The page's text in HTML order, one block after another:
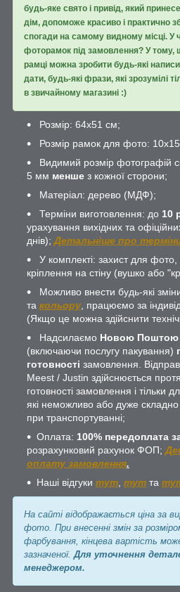
будь-яке свято і привід, який
дім, допоможе красиво і практично
спогади на самому видному місці.
фоторамок під замовлення? У тому,
рамці можна зробити будь-які
дати, будь-які фрази, які зрозумілі
в звичайному магазині :)
Розмір: 64х51 см;
Розмір рамок для фото:
Видимий розмір фотографій
5 мм менше з кожної сторони;
Матеріал: дерево (МДФ);
Терміни виготовлення: до 10
урахування вихідних та
днів); Детальніше про
У комплекті: захист для фото,
кріплення на стіну (вушко або
Можливо внести будь-які
та кольору , працюємо за
(Якщо це можна здійснити
Надсилаємо Новою Поштою
(включаючи послугу пакування)
готовності замовлення.
Meest / Justin здійснюється
готовності замовлення і тільки
які неможливо або дуже
при транспортуванні;
Оплата: 100% передоплата
розрахунковий рахунок ФОП;
оплату замовлення.
Наші відгуки тут тут та
На сайті відображається ціна за
фото. При внесенні змін за
фарбування, кінцева вартість
зазначеної. Для уточнення
менеджером.